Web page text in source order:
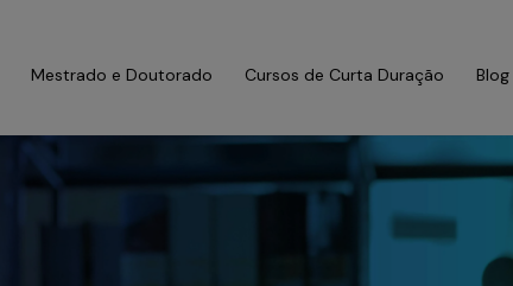
Mestrado e Doutorado Cursos de Curta Duração Blog